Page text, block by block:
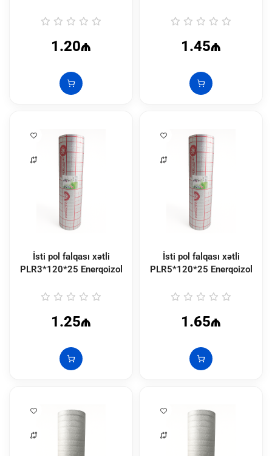
1.20₼ 1.45₼
İsti pol falqası xətli
PLR3*120*25 Enerqoizol
1.25₼
İsti pol falqası xətli
PLR5*120*25 Enerqoizol
1.65₼